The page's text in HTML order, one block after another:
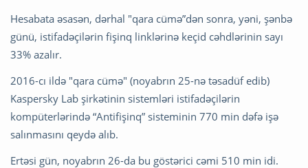
Hesabata əsasən, dərhal "qara cümə”dən sonra, yəni, şənbə
günü, istifadəçilərin fişinq linklərinə keçid cəhdlərinin sayı
33% azalır.
2016-cı ildə "qara cümə" (noyabrın 25-nə təsadüf edib)
Kaspersky Lab şirkətinin sistemləri istifadəçilərin
kompüterlərində “Antifişinq” sisteminin 770 min dəfə işə
salınmasını qeydə alıb.
Ertəsi gün, noyabrın 26-da bu göstərici cəmi 510 min idi.